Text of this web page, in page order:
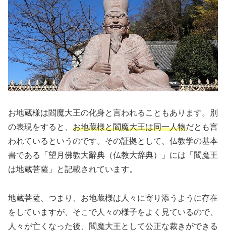
お地蔵様は閻魔大王の化身と言われることもあります。別
の表現をすると、 お地蔵様と閻魔大王は同一人物だとも言
われているというのです。その証拠として、仏教学の基本
書である「望月佛教大辭典（仏教大辞典）」には「閻魔王
は地蔵菩薩」と記載されています。
地蔵菩薩、つまり、お地蔵様は人々に寄り添うように存在
をしていますが、そこで人々の様子をよく見ているので、
人々が亡くなった後、閻魔大王として公正な裁きができる